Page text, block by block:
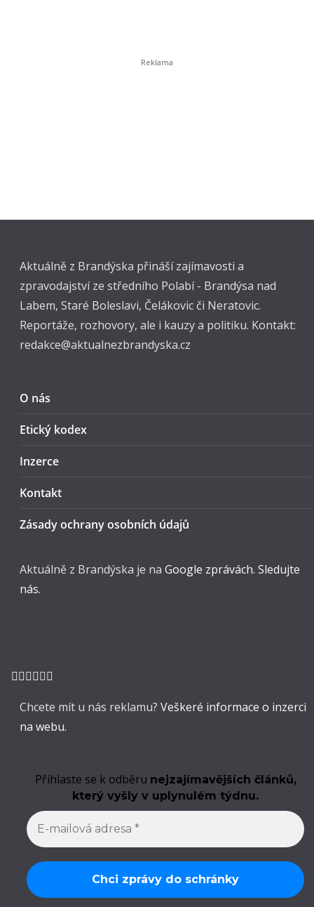
Aktuálně z Brandýska přináší zajímavosti a
zpravodajství ze středního Polabí - Brandýsa nad
Labem, Staré Boleslavi, Čelákovic či Neratovic.
Reportáže, rozhovory, ale i kauzy a politiku. Kontakt:
redakce@aktualnezbrandyska.cz
O nás
Etický kodex
Inzerce
Kontakt
Zásady ochrany osobních údajů
Aktuálně z Brandýska je na Google zprávách. Sledujte
nás.
Chcete mít u nás reklamu? Veškeré informace o inzerci
na webu.
Přihlaste se k odběru nejzajímavějších článků,
který vyšly v uplynulém týdnu.